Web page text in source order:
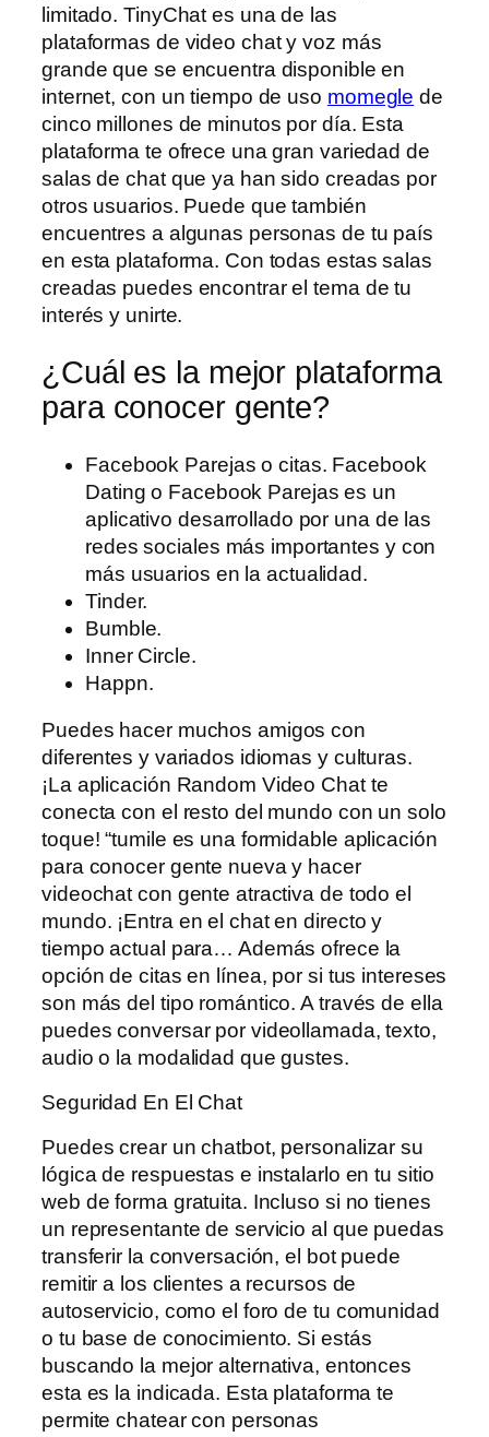
limitado. TinyChat es una de las
plataformas de video chat y voz más
grande que se encuentra disponible en
internet, con un tiempo de uso momegle de
cinco millones de minutos por día. Esta
plataforma te ofrece una gran variedad de
salas de chat que ya han sido creadas por
otros usuarios. Puede que también
encuentres a algunas personas de tu país
en esta plataforma. Con todas estas salas
creadas puedes encontrar el tema de tu
interés y unirte.
¿Cuál es la mejor plataforma
para conocer gente?
Facebook Parejas o citas. Facebook
Dating o Facebook Parejas es un
aplicativo desarrollado por una de las
redes sociales más importantes y con
más usuarios en la actualidad.
Tinder.
Bumble.
Inner Circle.
Happn.
Puedes hacer muchos amigos con
diferentes y variados idiomas y culturas.
¡La aplicación Random Video Chat te
conecta con el resto del mundo con un solo
toque! “tumile es una formidable aplicación
para conocer gente nueva y hacer
videochat con gente atractiva de todo el
mundo. ¡Entra en el chat en directo y
tiempo actual para… Además ofrece la
opción de citas en línea, por si tus intereses
son más del tipo romántico. A través de ella
puedes conversar por videollamada, texto,
audio o la modalidad que gustes.
Seguridad En El Chat
Puedes crear un chatbot, personalizar su
lógica de respuestas e instalarlo en tu sitio
web de forma gratuita. Incluso si no tienes
un representante de servicio al que puedas
transferir la conversación, el bot puede
remitir a los clientes a recursos de
autoservicio, como el foro de tu comunidad
o tu base de conocimiento. Si estás
buscando la mejor alternativa, entonces
esta es la indicada. Esta plataforma te
permite chatear con personas